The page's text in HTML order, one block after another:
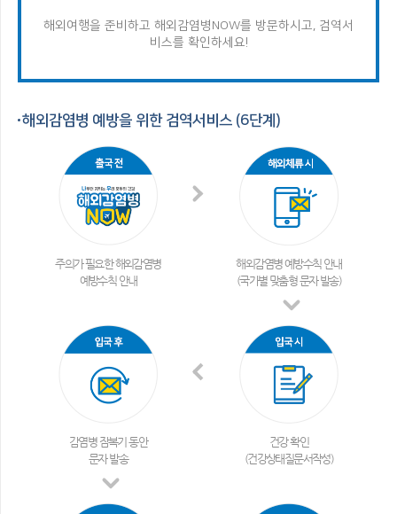
해외여행을 준비하고 해외감염병NOW를 방문하시고, 검역서
비스를 확인하세요!
해외감염병 예방을 위한 검역서비스 (6단계)
주의가 필요한 해외감염병
예방수칙 안내
해외감염병 예방수칙 안내
(국가별 맞춤형 문자 발송)
건강 확인
(건강상태질문서작성)
감염병 잠복기 동안
문자 발송